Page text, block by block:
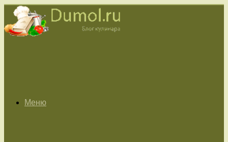
Меню